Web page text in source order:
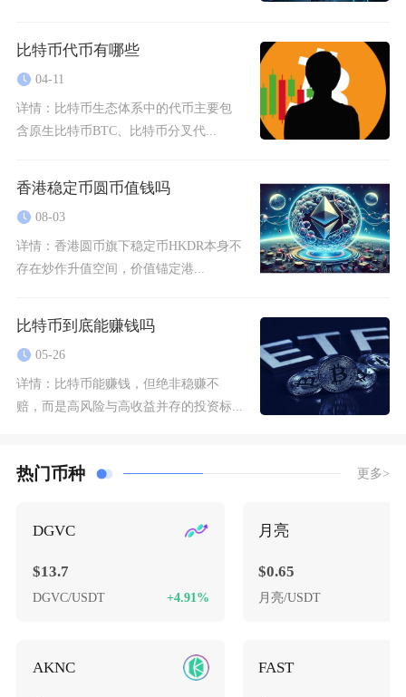
比特币代币有哪些
04-11
详情： 比特币生态体系中的代币主要包
含原生比特币BTC、比特币分叉代...
香港稳定币圆币值钱吗
08-03
详情： 香港圆币旗下稳定币HKDR本身不
存在炒作升值空间，价值锚定港...
比特币到底能赚钱吗
05-26
详情： 比特币能赚钱，但绝非稳赚不
赔，而是高风险与高收益并存的投资标...
热门币种 更多>
DGVC
$13.7
DGVC/USDT +4.91%
AKNC
月亮
$0.65
月亮/USDT
FAST